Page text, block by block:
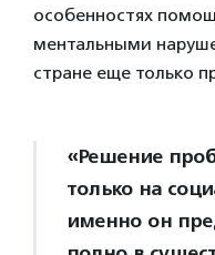
особенностях
ментальными
стране еще только
«Решение
только на
именно он